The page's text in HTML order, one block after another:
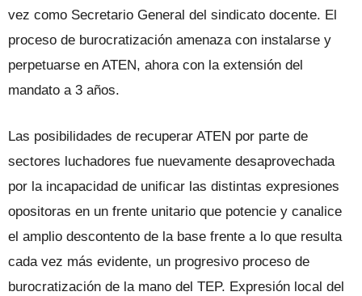
vez como Secretario General del sindicato docente. El
proceso de burocratización amenaza con instalarse y
perpetuarse en ATEN, ahora con la extensión del
mandato a 3 años.
Las posibilidades de recuperar ATEN por parte de
sectores luchadores fue nuevamente desaprovechada
por la incapacidad de unificar las distintas expresiones
opositoras en un frente unitario que potencie y canalice
el amplio descontento de la base frente a lo que resulta
cada vez más evidente, un progresivo proceso de
burocratización de la mano del TEP. Expresión local del